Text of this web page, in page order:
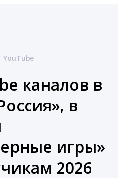
YouTube
каналов в
в
игры»
2026